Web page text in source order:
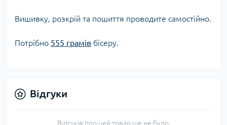
Вишивку, розкрій та пошиття проводите самостійно.
Потрібно 555 грамів бісеру.
Відгуки
Відгуків про цей товар ще не було.